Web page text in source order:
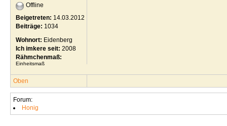
Offline
Beigetreten: 14.03.2012
Beiträge: 1034
Wohnort: Eidenberg
Ich imkere seit: 2008
Rähmchenmaß:
Einheitsmaß
Oben
Forum:
Honig